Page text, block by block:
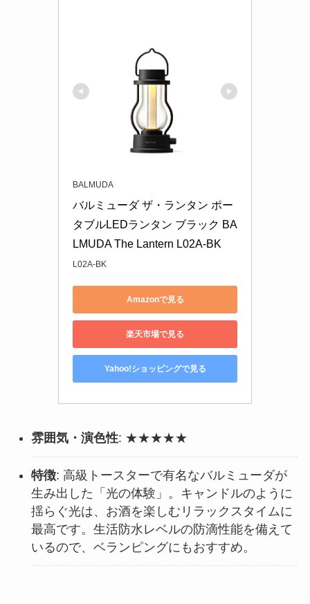
BALMUDA
バルミューダ ザ・ランタン ポー
タブルLEDランタン ブラック BA
LMUDA The Lantern L02A-BK
L02A-BK
Amazonで見る
楽天市場で見る
Yahoo!ショッピングで見る
雰囲気・演色性: ★★★★★
特徴: 高級トースターで有名なバルミューダが
生み出した「光の体験」。キャンドルのように
揺らぐ光は、お酒を楽しむリラックスタイムに
最高です。生活防水レベルの防滴性能を備えて
いるので、ベランピングにもおすすめ。